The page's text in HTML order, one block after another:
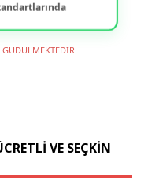
VE SEÇKIN